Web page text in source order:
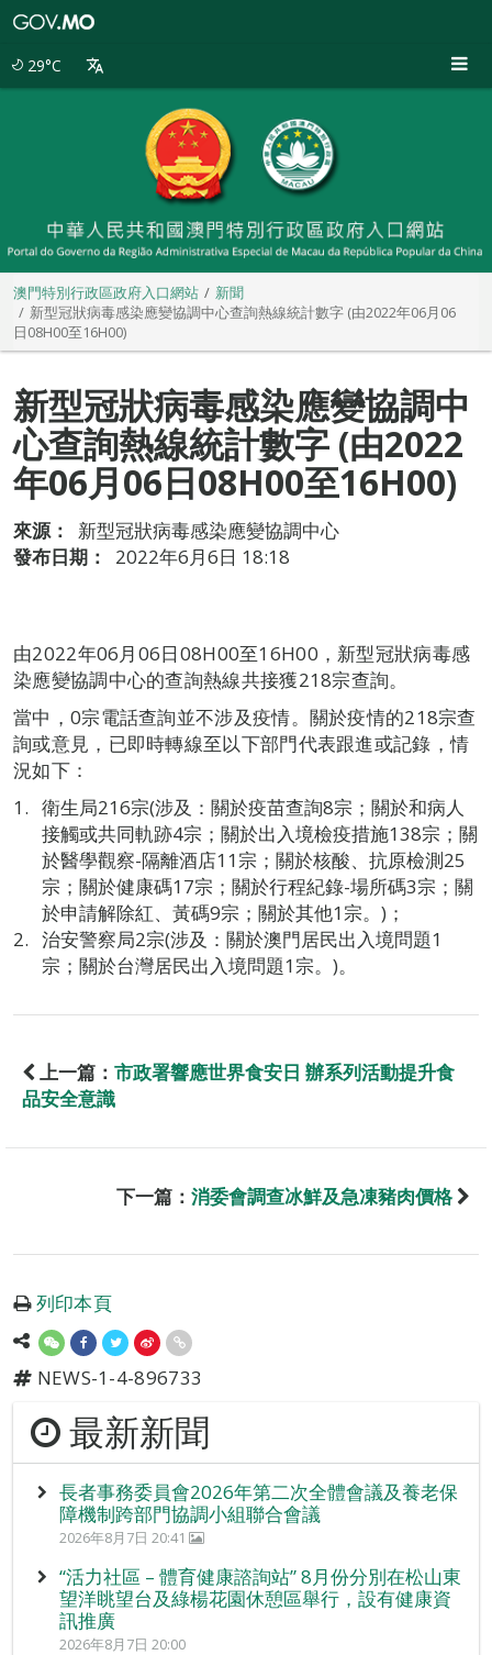
29°C
澳門特別行政區政府入口網站
新聞
新型冠狀病毒感染應變協調中心查詢熱線統計數字 (由2022年06月06
日08H00至16H00)
新型冠狀病毒感染應變協調中
心查詢熱線統計數字 (由2022
年06月06日08H00至16H00)
來源：
新型冠狀病毒感染應變協調中心
發布日期：
2022年6月6日 18:18
由2022年06月06日08H00至16H00，新型冠狀病毒感
染應變協調中心的查詢熱線共接獲218宗查詢。
當中，0宗電話查詢並不涉及疫情。關於疫情的218宗查
詢或意見，已即時轉線至以下部門代表跟進或記錄，情
況如下：
衛生局216宗(涉及：關於疫苗查詢8宗；關於和病人
接觸或共同軌跡4宗；關於出入境檢疫措施138宗；關
於醫學觀察-隔離酒店11宗；關於核酸、抗原檢測25
宗；關於健康碼17宗；關於行程紀錄-場所碼3宗；關
於申請解除紅、黃碼9宗；關於其他1宗。)；
治安警察局2宗(涉及：關於澳門居民出入境問題1
宗；關於台灣居民出入境問題1宗。)。
上一篇： 市政署響應世界食安日 辦系列活動提升食
品安全意識
下一篇： 消委會調查冰鮮及急凍豬肉價格
列印本頁
NEWS-1-4-896733
最新新聞
長者事務委員會2026年第二次全體會議及養老保
障機制跨部門協調小組聯合會議
2026年8月7日 20:41
“活力社區 – 體育健康諮詢站” 8月份分別在松山東
望洋眺望台及綠楊花園休憩區舉行，設有健康資
訊推廣
2026年8月7日 20:00